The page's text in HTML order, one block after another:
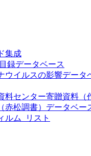
集成
録データベース
ウイルスの影響データ
センター寄贈資料（
赤松調書）データベー
ルム_リスト